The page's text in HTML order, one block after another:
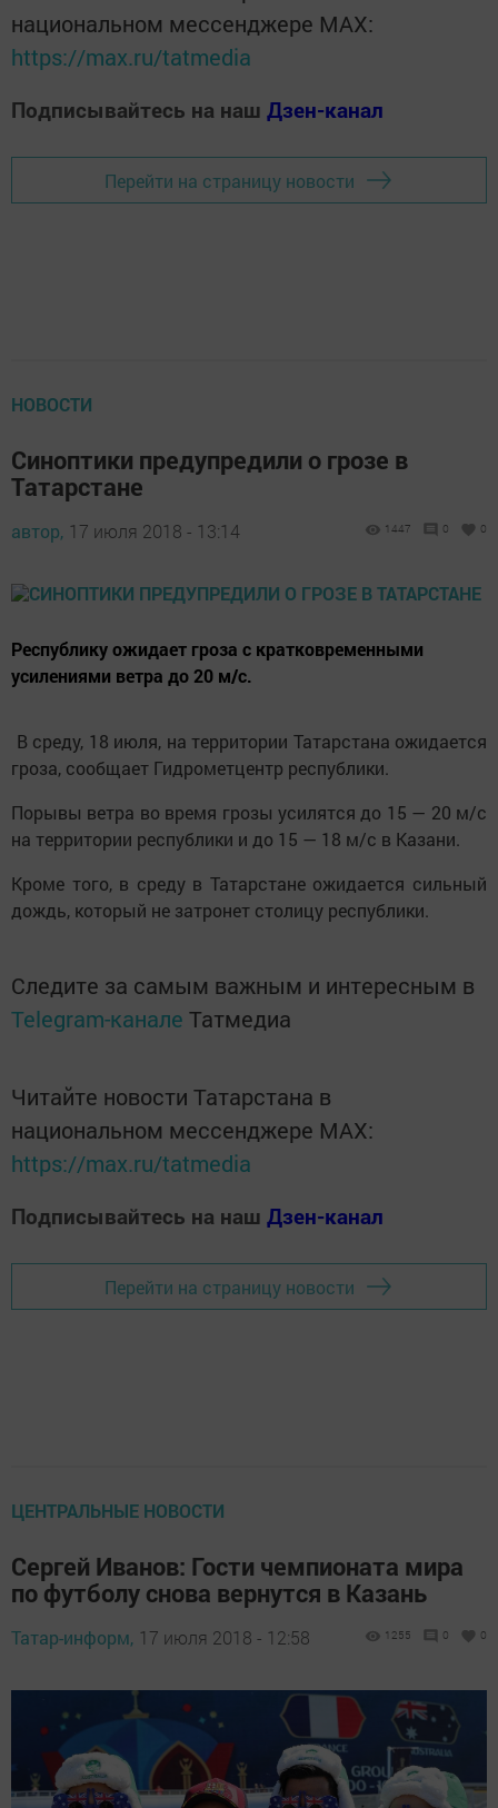
национальном мессенджере MАХ:
https://max.ru/tatmedia
Подписывайтесь на наш Дзен-канал
Перейти на страницу новости
НОВОСТИ
Синоптики предупредили о грозе в
Татарстане
автор, 17 июля 2018 - 13:14 1447 0 0
Республику ожидает гроза с кратковременными
усилениями ветра до 20 м/с.
В среду, 18 июля, на территории Татарстана ожидается
гроза, сообщает Гидрометцентр республики.
Порывы ветра во время грозы усилятся до 15 — 20 м/с
на территории республики и до 15 — 18 м/с в Казани.
Кроме того, в среду в Татарстане ожидается сильный
дождь, который не затронет столицу республики.
Следите за самым важным и интересным в
Telegram-канале Татмедиа
Читайте новости Татарстана в
национальном мессенджере MАХ:
https://max.ru/tatmedia
Подписывайтесь на наш Дзен-канал
Перейти на страницу новости
ЦЕНТРАЛЬНЫЕ НОВОСТИ
Сергей Иванов: Гости чемпионата мира
по футболу снова вернутся в Казань
Татар-информ, 17 июля 2018 - 12:58 1255 0 0